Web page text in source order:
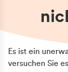
Es ist ein
versuchen Sie